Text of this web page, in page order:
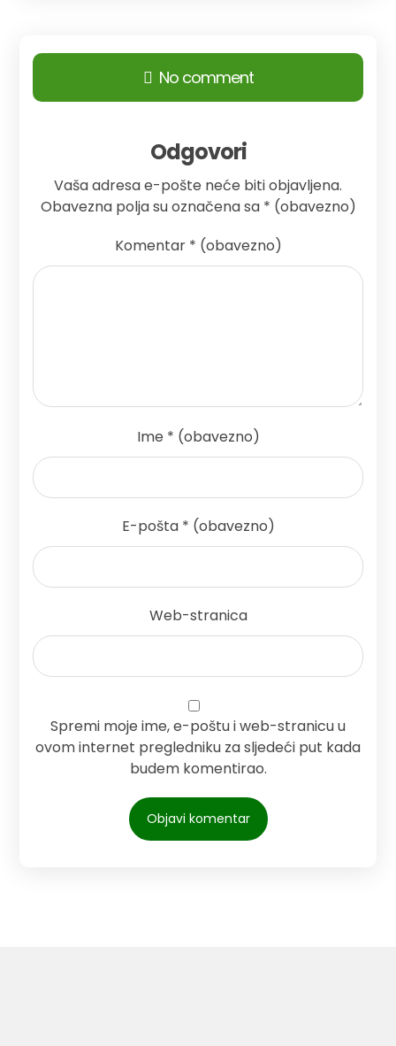
No comment
Odgovori
Vaša adresa e-pošte neće biti objavljena.
Obavezna polja su označena sa * (obavezno)
Komentar * (obavezno)
Ime * (obavezno)
E-pošta * (obavezno)
Web-stranica
Spremi moje ime, e-poštu i web-stranicu u
ovom internet pregledniku za sljedeći put kada
budem komentirao.